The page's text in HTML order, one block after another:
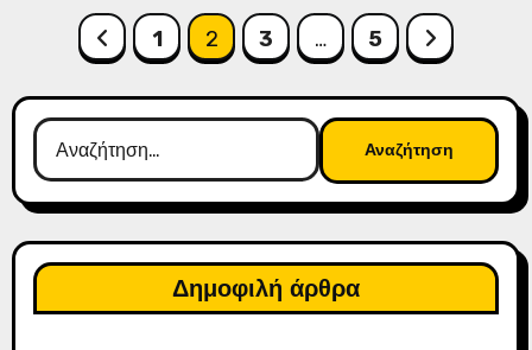
Σελιδοποίηση
1 2 3 … 5
Αναζήτηση
για:
Δημοφιλή άρθρα